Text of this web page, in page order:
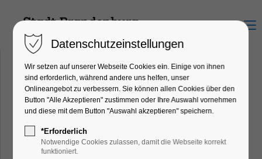
Menu
Sehenswürdigkeiten
Waldmöpse
Jahrtausendbrücke
Datenschutzeinstellungen
Wir setzen auf unserer Webseite Cookies ein. Einige von ihnen
sind erforderlich, während andere uns helfen, unser
Onlineangebot zu verbessern. Sie können allen Cookies über den
Button "Alle Akzeptieren" zustimmen oder Ihre Auswahl vornehmen
und diese mit dem Button "Auswahl akzeptieren" speichern.
*Erforderlich
Notwendige Cookies zulassen, damit die Webseite korrekt
funktioniert.